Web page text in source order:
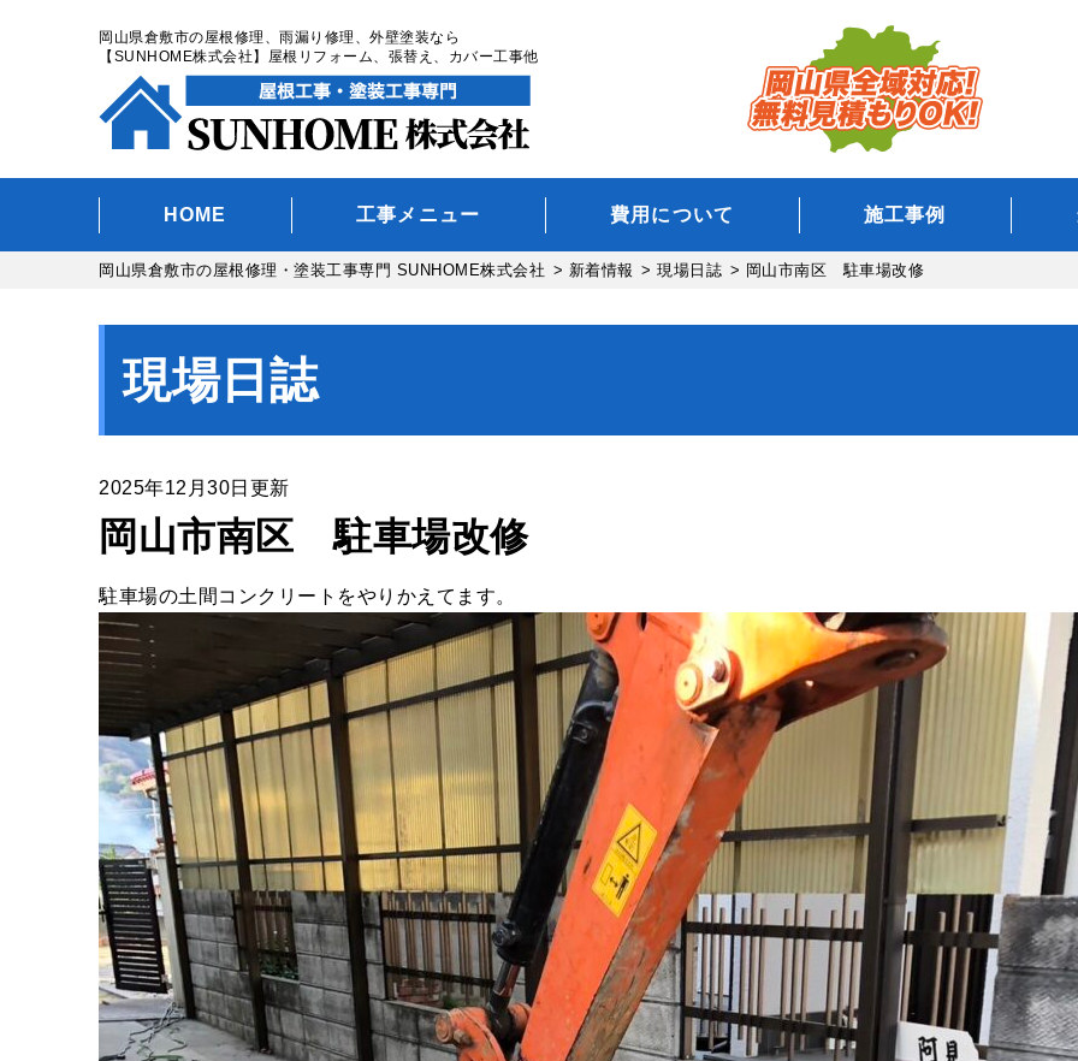
岡山県倉敷市の屋根修理、雨漏り修理、外壁塗装なら
【SUNHOME株式会社】屋根リフォーム、張替え、カバー工事他
HOME 工事メニュー 費用について 施工事例
岡山県倉敷市の屋根修理・塗装工事専門 SUNHOME株式会社 > 新着情報 > 現場日誌 > 岡山市南区 駐車場改修
現場日誌
2025年12月30日更新
岡山市南区 駐車場改修
駐車場の土間コンクリートをやりかえてます。